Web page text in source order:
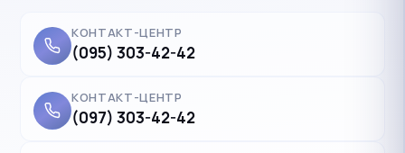
КОНТАКТ-ЦЕНТР
(095) 303-42-42
КОНТАКТ-ЦЕНТР
(097) 303-42-42